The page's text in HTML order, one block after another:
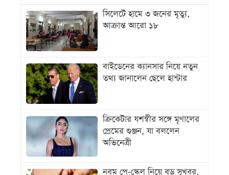
সিলেটে হামে ৩ জনের মৃত্যু,
আক্রান্ত আরো ১৮
বাইডেনের ক্যানসার নিয়ে নতুন
তথ্য জানালেন ছেলে হান্টার
ক্রিকেটার যশস্বীর সঙ্গে মৃণালের
প্রেমের গুঞ্জন, যা বললেন
অভিনেত্রী
নবম পে-স্কেল নিয়ে বড় সুখবর,